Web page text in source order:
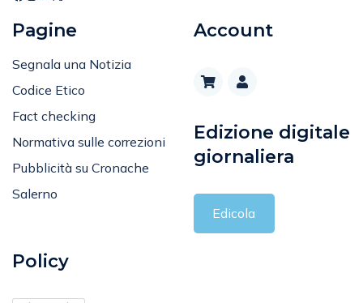
Pagine
Segnala una Notizia
Codice Etico
Fact checking
Normativa sulle correzioni
Pubblicità su Cronache
Salerno
Account
Edizione digitale
giornaliera
Edicola
Policy